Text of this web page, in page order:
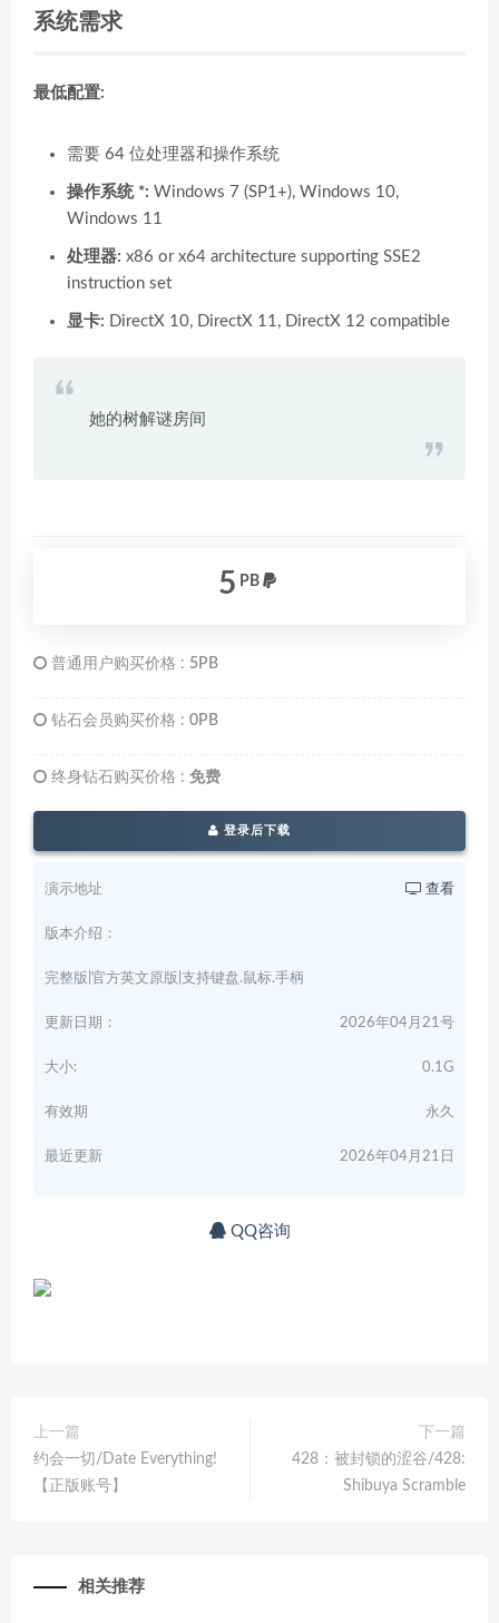
系统需求
最低配置:
需要 64 位处理器和操作系统
操作系统 *: Windows 7 (SP1+), Windows 10,
Windows 11
处理器: x86 or x64 architecture supporting SSE2
instruction set
显卡: DirectX 10, DirectX 11, DirectX 12 compatible
她的树解谜房间
5 PB
普通用户购买价格 : 5PB
钻石会员购买价格 : 0PB
终身钻石购买价格 : 免费
登录后下载
演示地址 查看
版本介绍：
完整版|官方英文原版|支持键盘.鼠标.手柄
更新日期： 2026年04月21号
大小: 0.1G
有效期 永久
最近更新 2026年04月21日
QQ咨询
上一篇
约会一切/Date Everything!
【正版账号】
下一篇
428：被封锁的涩谷/428:
Shibuya Scramble
相关推荐